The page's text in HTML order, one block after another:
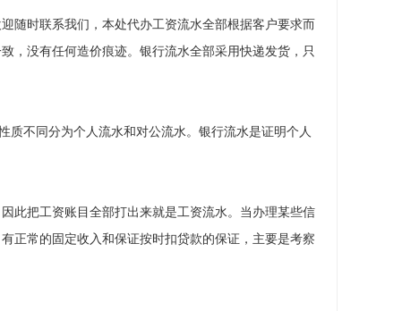
随时联系我们，本处代办工资流水全部根据客户要求而
，没有任何造价痕迹。银行流水全部采用快递发货，只
不同分为个人流水和对公流水。银行流水是证明个人
此把工资账目全部打出来就是工资流水。当办理某些信
正常的固定收入和保证按时扣贷款的保证，主要是考察